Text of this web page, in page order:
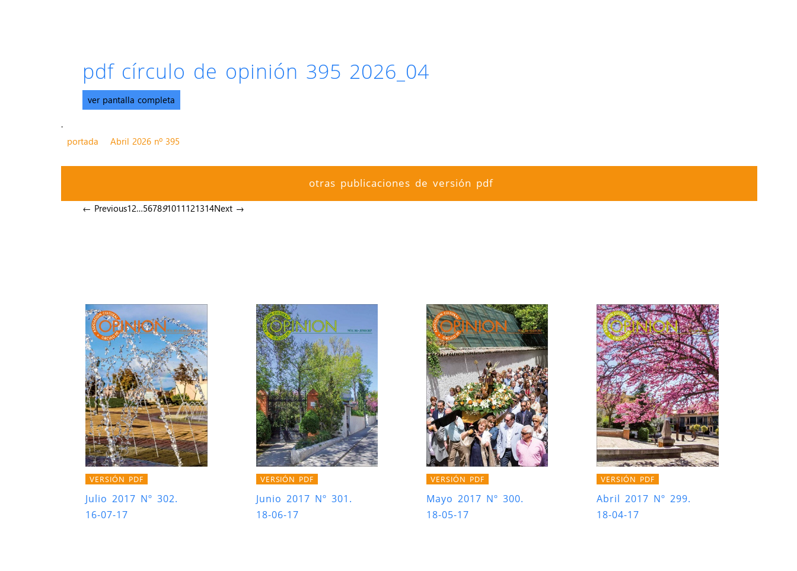
pdf círculo de opinión 395 2026_04
ver pantalla completa
.
portada
Abril 2026 nº 395
otras publicaciones de versión pdf
← Previous12…567891011121314Next →
VERSIÓN PDF
Julio 2017 Nº 302.
16-07-17
VERSIÓN PDF
Junio 2017 Nº 301.
18-06-17
VERSIÓN PDF
Mayo 2017 Nº 300.
18-05-17
VERSIÓN PDF
Abril 2017 Nº 299.
18-04-17